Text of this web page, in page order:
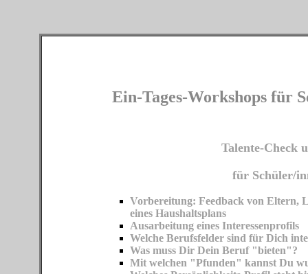
Ein-Tages-Workshops für
Talente-Check
für Schüler/
Vorbereitung: Feedback von Eltern,
eines Haushaltsplans
Ausarbeitung eines
Welche Berufsfelder sind für Dich
Was muss Dir Dein Beruf "bieten"?
Mit welchen "Pfunden" kannst Du